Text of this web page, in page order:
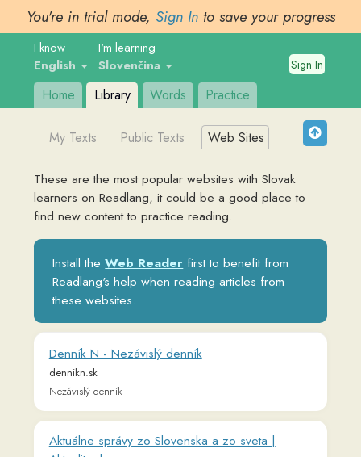
You're in trial mode, Sign In to save your progress
I know
English
I'm learning
Slovenčina
Home Library Words Practice
learners on Readlang, it could be a good place to
find new content to practice reading.
Web Reader
first to benefit from
Readlang's help when reading articles from
these websites.
Denník N - Nezávislý denník
dennikn.sk
Aktuálne správy zo Slovenska a zo sveta |
Aktuality.sk
Denne aktualizované spravodajstvo z domova i zo sveta.
Správy z oblasti ekonomiky, kultúry a spoločenského života.